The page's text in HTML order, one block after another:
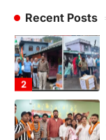
Recent Posts
2